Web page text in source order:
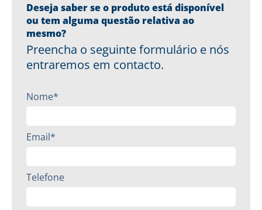
Deseja saber se o produto está disponível
ou tem alguma questão relativa ao
mesmo?
Preencha o seguinte formulário e nós
entraremos em contacto.
Nome*
Email*
Telefone